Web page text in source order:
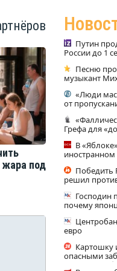
жара под
Путин
России до 1
Песню
музыкант
«Люди
от
Грефа для
В
Победить
решил
Господин
почему
евро
Картошку
опасными
Амурскую